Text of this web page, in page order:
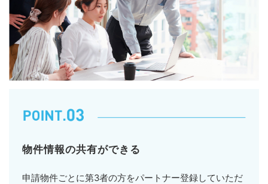
物件情報の共有ができる
申請物件ごとに第3者の方をパートナー登録していただ